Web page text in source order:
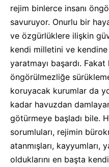
rejim binlerce insanı
savuruyor. Onurlu bir
ve özgürlüklere ilişkin
kendi milletini ve
yaratmayı başardı.
öngörülmezliğe
koruyacak kurumlar da
kadar havuzdan
götürmeye başladı bile.
sorumluları, rejimin
atanmışları, kayyumları,
olduklarını en başta